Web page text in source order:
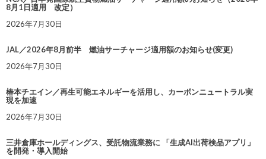
8月1日適用 改定）
2026年7月30日
JAL／2026年8月前半 燃油サーチャージ適用額のお知らせ(変更)
2026年7月30日
椿本チエイン／再生可能エネルギーを活用し、カーボンニュートラル実
現を加速
2026年7月30日
三井倉庫ホールディングス、受託物流業務に 「生成AI出荷検品アプリ」
を開発・導入開始